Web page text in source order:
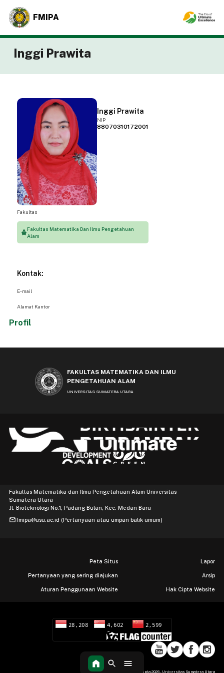
FMIPA
Inggi Prawita
Inggi Prawita
NIP
88070310172001
Fakultas
Fakultas Matematika Dan Ilmu Pengetahuan
Alam
Kontak:
E-mail
Alamat Kantor
Profil
FAKULTAS MATEMATIKA DAN ILMU
PENGETAHUAN ALAM
UNIVERSITAS SUMATERA UTARA
Fakultas Matematika dan Ilmu Pengetahuan Alam Universitas
Sumatera Utara
Jl. Bioteknologi No.1, Padang Bulan, Kec. Medan Baru
mailfmipa@usu.ac.id (Pertanyaan atau umpan balik umum)
Peta Situs Lapor
Pertanyaan yang sering diajukan Arsip
Aturan Penggunaan Website Hak Cipta Website
Hak Cipta 2026 - Universitas Sumatera Utara